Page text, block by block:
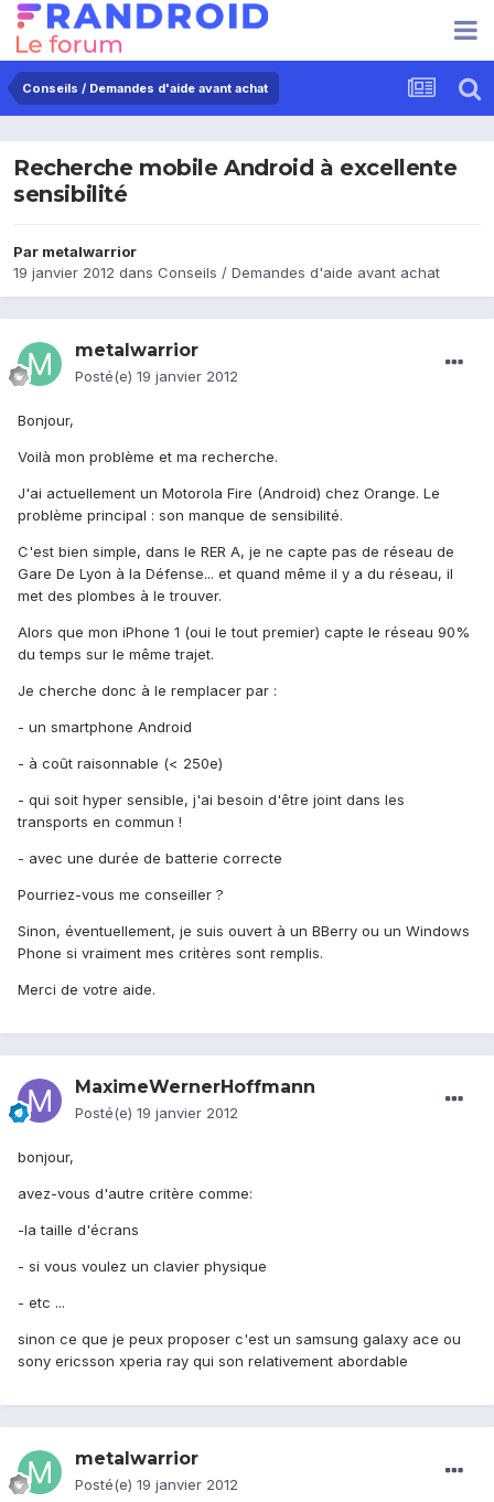
Conseils / Demandes d'aide avant achat
Recherche mobile Android à excellente
sensibilité
Par metalwarrior
19 janvier 2012 dans Conseils / Demandes d'aide avant achat
metalwarrior
Posté(e) 19 janvier 2012
Bonjour,
Voilà mon problème et ma recherche.
J'ai actuellement un Motorola Fire (Android) chez Orange. Le
problème principal : son manque de sensibilité.
C'est bien simple, dans le RER A, je ne capte pas de réseau de
Gare De Lyon à la Défense... et quand même il y a du réseau, il
met des plombes à le trouver.
Alors que mon iPhone 1 (oui le tout premier) capte le réseau 90%
du temps sur le même trajet.
Je cherche donc à le remplacer par :
- un smartphone Android
- à coût raisonnable (< 250e)
- qui soit hyper sensible, j'ai besoin d'être joint dans les
transports en commun !
- avec une durée de batterie correcte
Pourriez-vous me conseiller ?
Sinon, éventuellement, je suis ouvert à un BBerry ou un Windows
Phone si vraiment mes critères sont remplis.
Merci de votre aide.
MaximeWernerHoffmann
Posté(e) 19 janvier 2012
bonjour,
avez-vous d'autre critère comme:
-la taille d'écrans
- si vous voulez un clavier physique
- etc ...
sinon ce que je peux proposer c'est un samsung galaxy ace ou
sony ericsson xperia ray qui son relativement abordable
metalwarrior
Posté(e) 19 janvier 2012